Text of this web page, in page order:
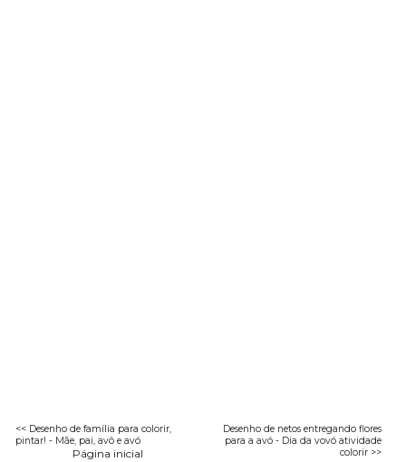
<< Desenho de família para colorir,
pintar! - Mãe, pai, avô e avó
Desenho de netos entregando flores
para a avó - Dia da vovó atividade
colorir >>
Página inicial